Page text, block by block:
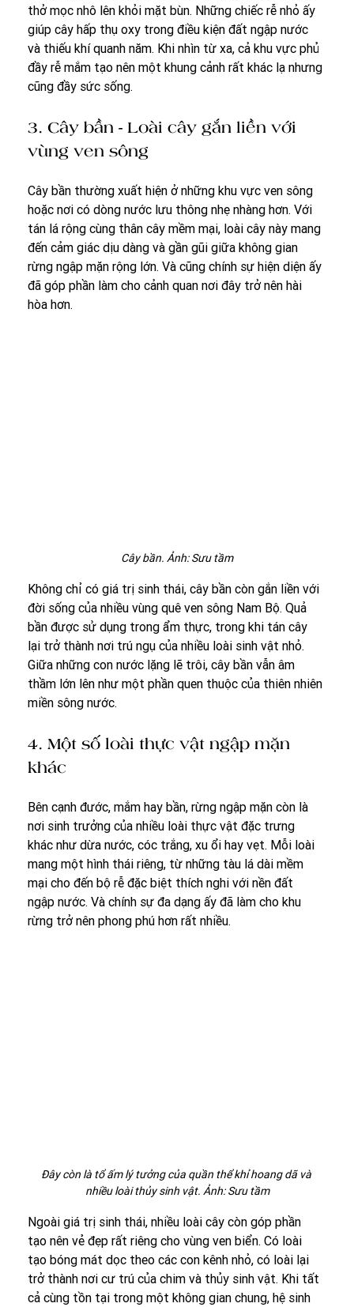
thở mọc nhô lên khỏi mặt bùn. Những chiếc rễ nhỏ ấy
giúp cây hấp thụ oxy trong điều kiện đất ngập nước
và thiếu khí quanh năm. Khi nhìn từ xa, cả khu vực phủ
đầy rễ mắm tạo nên một khung cảnh rất khác lạ nhưng
cũng đầy sức sống.
3. Cây bần - Loài cây gắn liền với
vùng ven sông
Cây bần thường xuất hiện ở những khu vực ven sông
hoặc nơi có dòng nước lưu thông nhẹ nhàng hơn. Với
tán lá rộng cùng thân cây mềm mại, loài cây này mang
đến cảm giác dịu dàng và gần gũi giữa không gian
rừng ngập mặn rộng lớn. Và cũng chính sự hiện diện ấy
đã góp phần làm cho cảnh quan nơi đây trở nên hài
hòa hơn.
Cây bần. Ảnh: Sưu tầm
Không chỉ có giá trị sinh thái, cây bần còn gắn liền với
đời sống của nhiều vùng quê ven sông Nam Bộ. Quả
bần được sử dụng trong ẩm thực, trong khi tán cây
lại trở thành nơi trú ngụ của nhiều loài sinh vật nhỏ.
Giữa những con nước lặng lẽ trôi, cây bần vẫn âm
thầm lớn lên như một phần quen thuộc của thiên nhiên
miền sông nước.
4. Một số loài thực vật ngập mặn
khác
Bên cạnh đước, mắm hay bần, rừng ngập mặn còn là
nơi sinh trưởng của nhiều loài thực vật đặc trưng
khác như dừa nước, cóc trắng, xu ổi hay vẹt. Mỗi loài
mang một hình thái riêng, từ những tàu lá dài mềm
mại cho đến bộ rễ đặc biệt thích nghi với nền đất
ngập nước. Và chính sự đa dạng ấy đã làm cho khu
rừng trở nên phong phú hơn rất nhiều.
Đây còn là tổ ấm lý tưởng của quần thể khỉ hoang dã và
nhiều loài thủy sinh vật. Ảnh: Sưu tầm
Ngoài giá trị sinh thái, nhiều loài cây còn góp phần
tạo nên vẻ đẹp rất riêng cho vùng ven biển. Có loài
tạo bóng mát dọc theo các con kênh nhỏ, có loài lại
trở thành nơi cư trú của chim và thủy sinh vật. Khi tất
cả cùng tồn tại trong một không gian chung, hệ sinh